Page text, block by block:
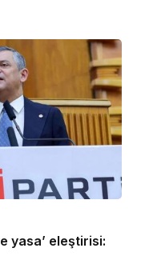
yasa’ eleştirisi: